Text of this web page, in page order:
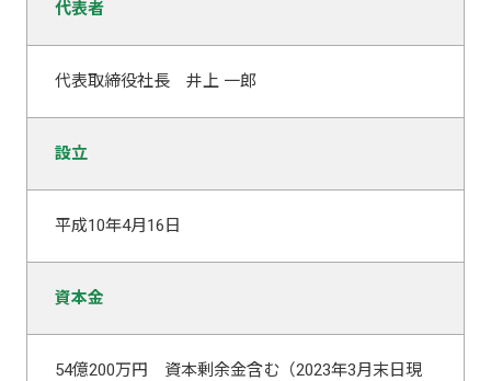
代表者
代表取締役社長 井上 一郎
設立
平成10年4月16日
資本金
54億200万円 資本剰余金含む（2023年3月末日現